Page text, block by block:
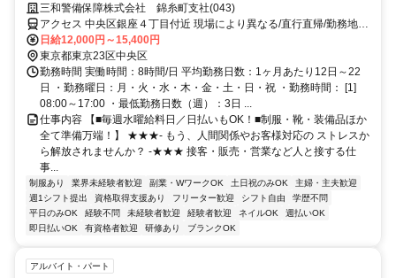
マホ応募から電話面接で最短15分で内定！
三和警備保障株式会社 錦糸町支社(043)
アクセス 中央区銀座４丁目付近 現場により異なる/直行直帰/勤務地相
談可 ■電話面接■来社不要■即日勤務
日給12,000円～15,400円
東京都東京23区中央区
勤務時間 実働時間：8時間/日 平均勤務日数：1ヶ月あたり12日～22
日 ・勤務曜日：月・火・水・木・金・土・日・祝 ・勤務時間： [1]
08:00～17:00 ・最低勤務日数（週）：3日 ...
仕事内容 【■毎週水曜給料日／日払いもOK！■制服・靴・装備品ほか
全て準備万端！】 ★★★- もう、人間関係やお客様対応の ストレスか
ら解放されませんか？ -★★★ 接客・販売・営業など人と接する仕
事...
制服あり 業界未経験者歓迎 副業・WワークOK 土日祝のみOK
主婦・主夫歓迎
週1シフト提出
資格取得支援あり フリーター歓迎 シフト自由
学歴不問
平日のみOK
経験不問 未経験者歓迎 経験者歓迎 ネイルOK
週払いOK
即日払いOK
有資格者歓迎 研修あり ブランクOK
アルバイト・パート